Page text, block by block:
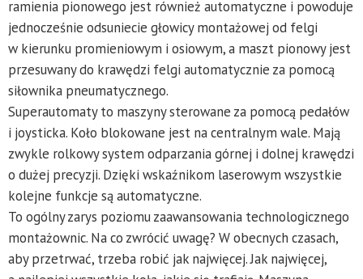
ramienia pionowego jest również automatyczne i powoduje
jednocześnie odsuniecie głowicy montażowej od felgi
w kierunku promieniowym i osiowym, a maszt pionowy jest
przesuwany do krawędzi felgi automatycznie za pomocą
siłownika pneumatycznego.
Superautomaty to maszyny sterowane za pomocą pedałów
i joysticka. Koło blokowane jest na centralnym wale. Mają
zwykle rolkowy system odparzania górnej i dolnej krawędzi
o dużej precyzji. Dzięki wskaźnikom laserowym wszystkie
kolejne funkcje są automatyczne.
To ogólny zarys poziomu zaawansowania technologicznego
montażownic. Na co zwrócić uwagę? W obecnych czasach,
aby przetrwać, trzeba robić jak najwięcej. Jak najwięcej,